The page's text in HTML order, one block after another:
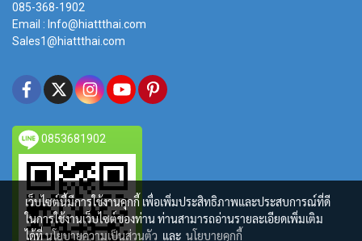
085-368-1902
Email : Info@hiattthai.com
Sales1@hiattthai.com
0853681902
เว็บไซต์นี้มีการใช้งานคุกกี้ เพื่อเพิ่มประสิทธิภาพและประสบการณ์ที่ดี
ในการใช้งานเว็บไซต์ของท่าน ท่านสามารถอ่านรายละเอียดเพิ่มเติม
ได้ที่นโยบายความเป็นส่วนตัว และ นโยบายคุกกี้